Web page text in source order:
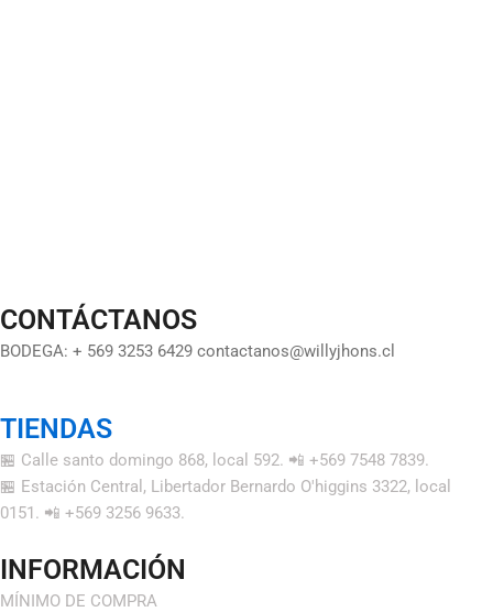
CONTÁCTANOS
BODEGA: + 569 3253 6429 contactanos@willyjhons.cl
TIENDAS
🏪 Calle santo domingo 868, local 592. 📲 +569 7548 7839.
🏪 Estación Central, Libertador Bernardo O'higgins 3322, local
0151. 📲 +569 3256 9633.
INFORMACIÓN
MÍNIMO DE COMPRA